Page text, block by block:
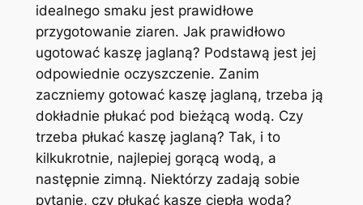
idealnego smaku jest prawidłowe
przygotowanie ziaren. Jak prawidłowo
ugotować kaszę jaglaną? Podstawą jest jej
odpowiednie oczyszczenie. Zanim
zaczniemy gotować kaszę jaglaną, trzeba ją
dokładnie płukać pod bieżącą wodą. Czy
trzeba płukać kaszę jaglaną? Tak, i to
kilkukrotnie, najlepiej gorącą wodą, a
następnie zimną. Niektórzy zadają sobie
pytanie, czy płukać kaszę ciepłą wodą?